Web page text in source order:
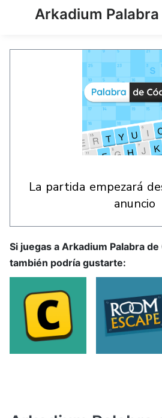
Arkadium
la partida empezará después de este
anuncio
Si juegas a Arkadium Palabra de
también podría gustarte: